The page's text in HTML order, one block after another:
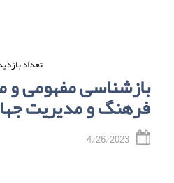
تعداد بازدید :
بازشناسی مفهومی و
فرهنگ و مدیریت
4/26/2023